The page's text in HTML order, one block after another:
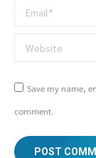
Email *
Website
Save my name,
comment.
POST